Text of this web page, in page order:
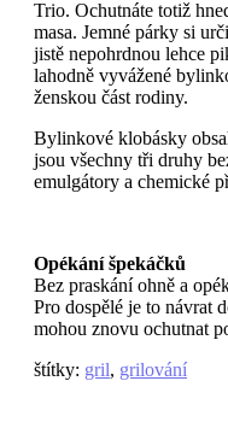
Trio. Ochutnáte totiž
masa. Jemné párky si
jistě nepohrdnou lehce
lahodně vyvážené
ženskou část rodiny.
Bylinkové klobásky
jsou všechny tři druhy
emulgátory a chemické
Opékání špekáčků
Bez praskání ohně a
Pro dospělé je to návrat
mohou znovu ochutnat
štítky: gril, grilování